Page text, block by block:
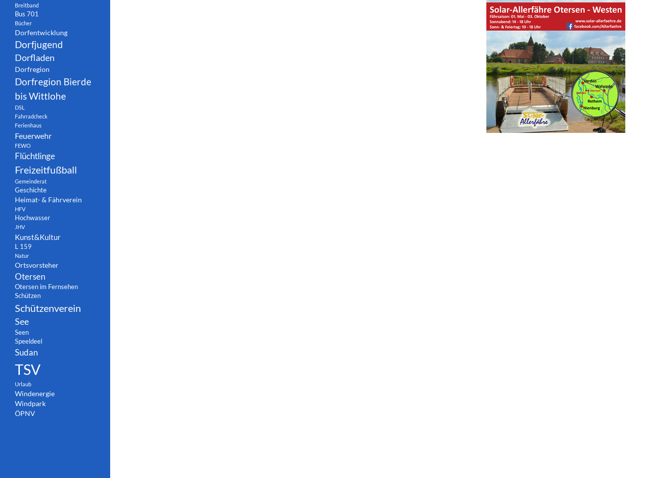
Breitband
Bus 701
Bücher
Dorfentwicklung
Dorfjugend
Dorfladen
Dorfregion
Dorfregion Bierde
bis Wittlohe
DSL
Fahrradcheck
Ferienhaus
Feuerwehr
FEWO
Flüchtlinge
Freizeitfußball
Gemeinderat
Geschichte
Heimat- & Fährverein
HFV
Hochwasser
JHV
Kunst&Kultur
L 159
Natur
Ortsvorsteher
Otersen
Otersen im Fernsehen
Schützen
Schützenverein
See
Seen
Speeldeel
Sudan
TSV
Urlaub
Windenergie
Windpark
ÖPNV